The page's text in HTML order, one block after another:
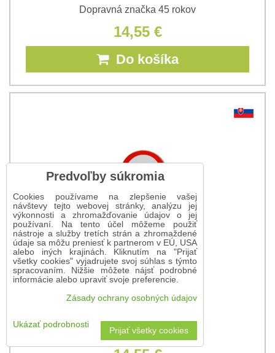
Dopravná značka 45 rokov
14,55 €
Do košíka
Dopravná značka 35 rokov
Predvoľby súkromia
Cookies používame na zlepšenie vašej
návštevy tejto webovej stránky, analýzu jej
výkonnosti a zhromažďovanie údajov o jej
používaní. Na tento účel môžeme použiť
nástroje a služby tretích strán a zhromaždené
údaje sa môžu preniesť k partnerom v EÚ, USA
alebo iných krajinách. Kliknutím na "Prijať
všetky cookies" vyjadrujete svoj súhlas s týmto
spracovaním. Nižšie môžete nájsť podrobné
informácie alebo upraviť svoje preferencie.
Zásady ochrany osobných údajov
Ukázať podrobnosti
Prijať všetky cookies